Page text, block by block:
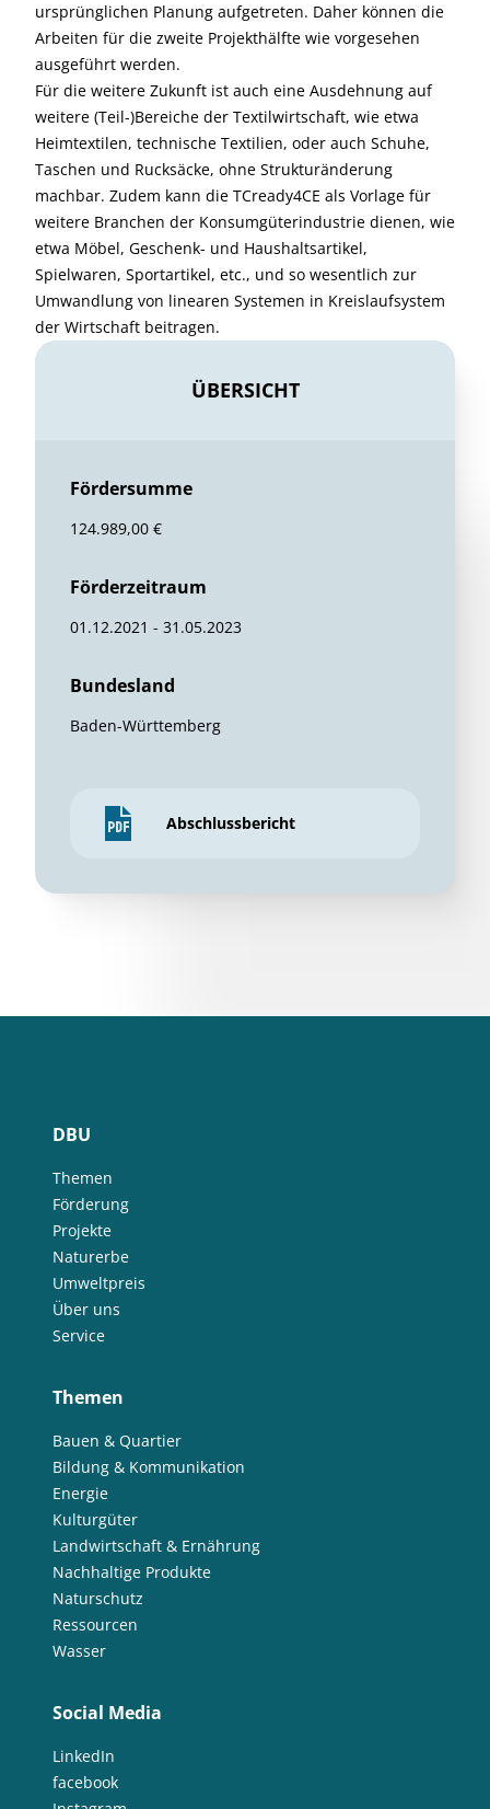
ursprünglichen Planung aufgetreten. Daher können die
Arbeiten für die zweite Projekthälfte wie vorgesehen
ausgeführt werden.
Für die weitere Zukunft ist auch eine Ausdehnung auf
weitere (Teil-)Bereiche der Textilwirtschaft, wie etwa
Heimtextilen, technische Textilien, oder auch Schuhe,
Taschen und Rucksäcke, ohne Strukturänderung
machbar. Zudem kann die TCready4CE als Vorlage für
weitere Branchen der Konsumgüterindustrie dienen, wie
etwa Möbel, Geschenk- und Haushaltsartikel,
Spielwaren, Sportartikel, etc., und so wesentlich zur
Umwandlung von linearen Systemen in Kreislaufsystem
der Wirtschaft beitragen.
ÜBERSICHT
Fördersumme
124.989,00 €
Förderzeitraum
01.12.2021 - 31.05.2023
Bundesland
Baden-Württemberg
Abschlussbericht
DBU
Themen
Förderung
Projekte
Naturerbe
Umweltpreis
Über uns
Service
Themen
Bauen & Quartier
Bildung & Kommunikation
Energie
Kulturgüter
Landwirtschaft & Ernährung
Nachhaltige Produkte
Naturschutz
Ressourcen
Wasser
Social Media
LinkedIn
facebook